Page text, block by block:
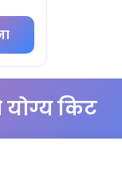
योग्य किट